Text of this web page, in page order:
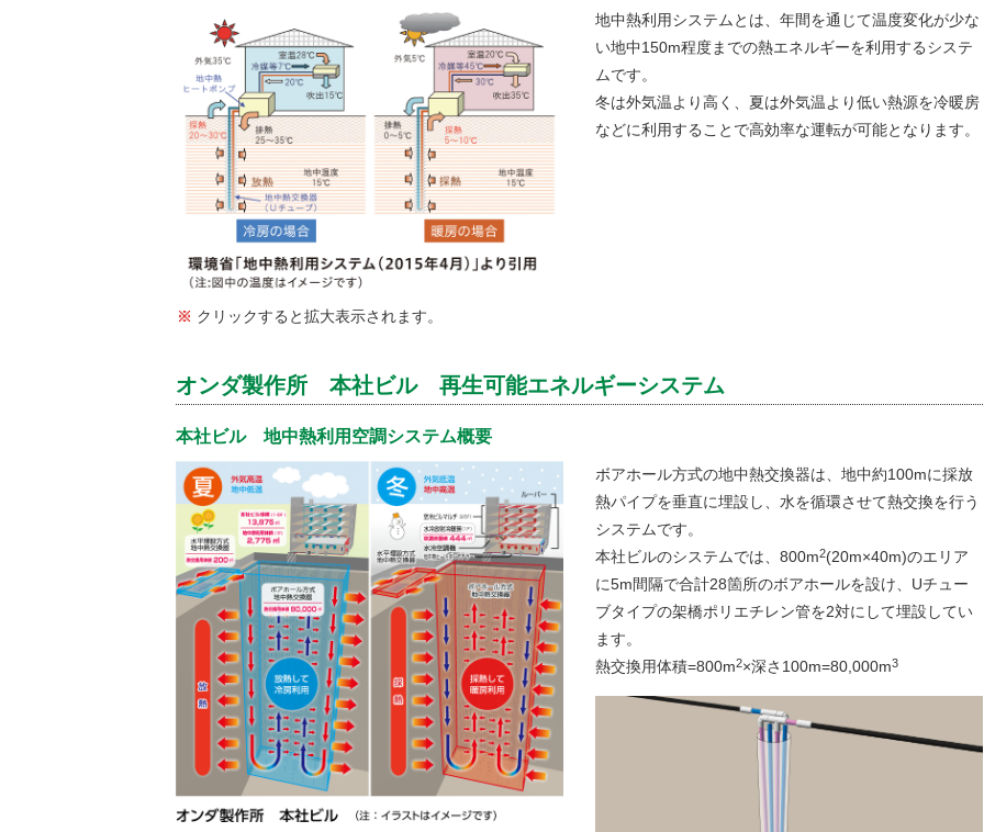
クリックすると拡大表示されます。
地中熱利用システムとは、年間を通じて温度変化が少な
い地中150m程度までの熱エネルギーを利用するシステ
ムです。
冬は外気温より高く、夏は外気温より低い熱源を冷暖房
などに利用することで高効率な運転が可能となります。
オンダ製作所 本社ビル 再生可能エネルギーシステム
本社ビル 地中熱利用空調システム概要
ボアホール方式の地中熱交換器は、地中約100mに採放
熱パイプを垂直に埋設し、水を循環させて熱交換を行う
システムです。
本社ビルのシステムでは、800m2(20m×40m)のエリア
に5m間隔で合計28箇所のボアホールを設け、Uチュー
ブタイプの架橋ポリエチレン管を2対にして埋設してい
ます。
熱交換用体積=800m2×深さ100m=80,000m3